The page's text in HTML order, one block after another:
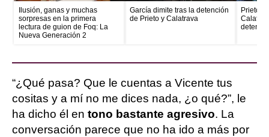
Ilusión, ganas y muchas
sorpresas en la primera
lectura de guion de Foq: La
Nueva Generación 2
García dimite tras la detención
de Prieto y Calatrava
Prieto
“¿Qué pasa? Que le cuentas a Vicente tus
cositas y a mí no me dices nada, ¿o qué?”, le
ha dicho él en tono bastante agresivo. La
conversación parece que no ha ido a más por